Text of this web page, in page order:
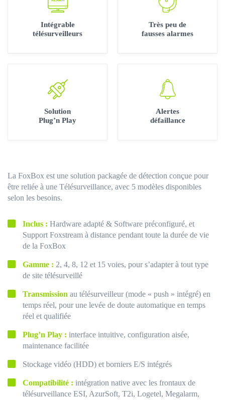
Intégrable
télésurveilleurs
Très peu de
fausses alarmes
Solution
Plug’n Play
Alertes
défaillance
La FoxBox est une solution packagée de détection conçue pour
être reliée à une Télésurveillance, avec 5 modèles disponibles
selon les besoins.
Inclus : Hardware adapté & Software préconfiguré, et
Support Foxstream à distance pendant toute la durée de vie
de la FoxBox
Gamme : 2, 4, 8, 12 et 15 voies, pour s’adapter à tout type
de site télésurveillé
Transmission au télésurveilleur (mode « push » intégré) en
temps réel, pour une levée de doute automatique en temps
réel et qualifiée
Plug’n Play : interface intuitive, configuration aisée,
maintenance facilitée
Stockage vidéo (HDD) et borniers E/S intégrés
Compatibilité : intégration native avec les frontaux de
télésurveillance ESI, AzurSoft, T2i, Logetel, Megalarm,